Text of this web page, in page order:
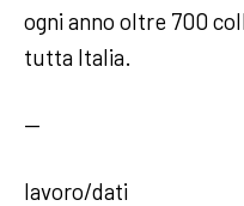
ogni anno oltre 700
tutta Italia.
—
lavoro/dati